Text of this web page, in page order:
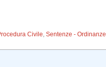
Civile,Sentenze - Ordinanze